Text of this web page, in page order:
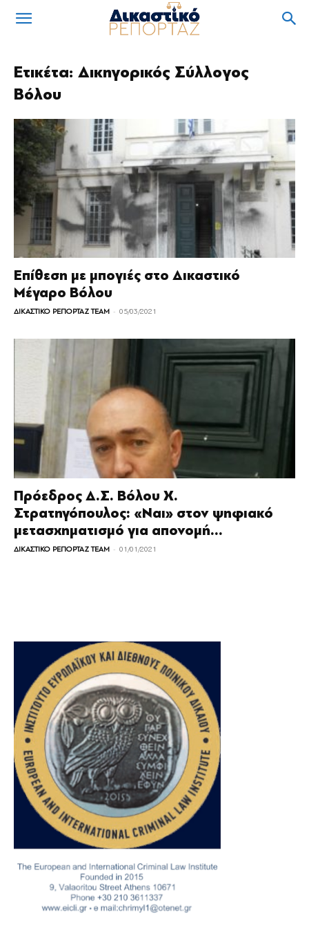
Ετικέτα: Δικηγορικός Σύλλογος
Βόλου
Επίθεση με μπογιές στο Δικαστικό
Μέγαρο Βόλου
ΔΙΚΑΣΤΙΚΟ ΡΕΠΟΡΤΑΖ TEAM - 05/03/2021
Πρόεδρος Δ.Σ. Βόλου Χ.
Στρατηγόπουλος: «Ναι» στον ψηφιακό
μετασχηματισμό για απονομή...
ΔΙΚΑΣΤΙΚΟ ΡΕΠΟΡΤΑΖ TEAM - 01/01/2021